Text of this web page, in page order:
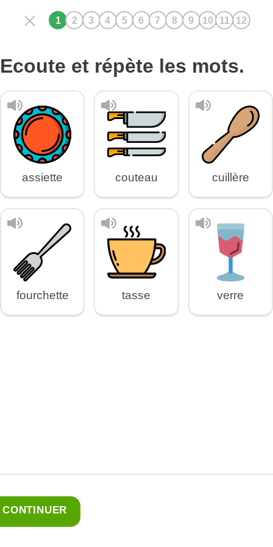
Ecoute et répète les mots.
assiette couteau cuillère
fourchette tasse verre
CONTINUER